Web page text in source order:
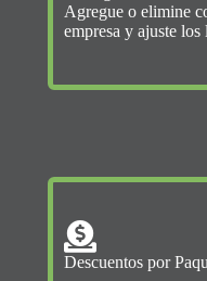
Agregue o elimine
empresa y ajuste
Descuentos por